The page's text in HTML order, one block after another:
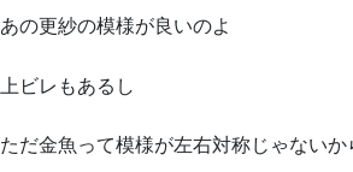
あの更紗の模様が良いのよ
上ビレもあるし
ただ金魚って模様が左右対称じゃないか